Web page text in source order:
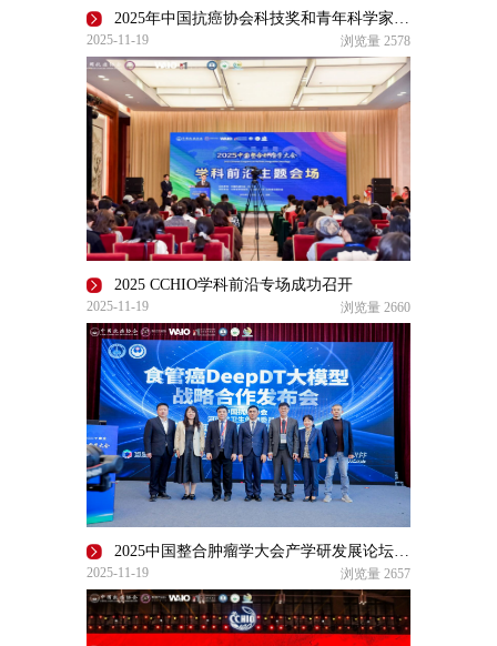
2025年中国抗癌协会科技奖和青年科学家奖颁奖仪式在昆明隆重举行
2025-11-19 浏览量 2578
2025 CCHIO学科前沿专场成功召开
2025-11-19 浏览量 2660
2025中国整合肿瘤学大会产学研发展论坛在昆明成功召开
2025-11-19 浏览量 2657